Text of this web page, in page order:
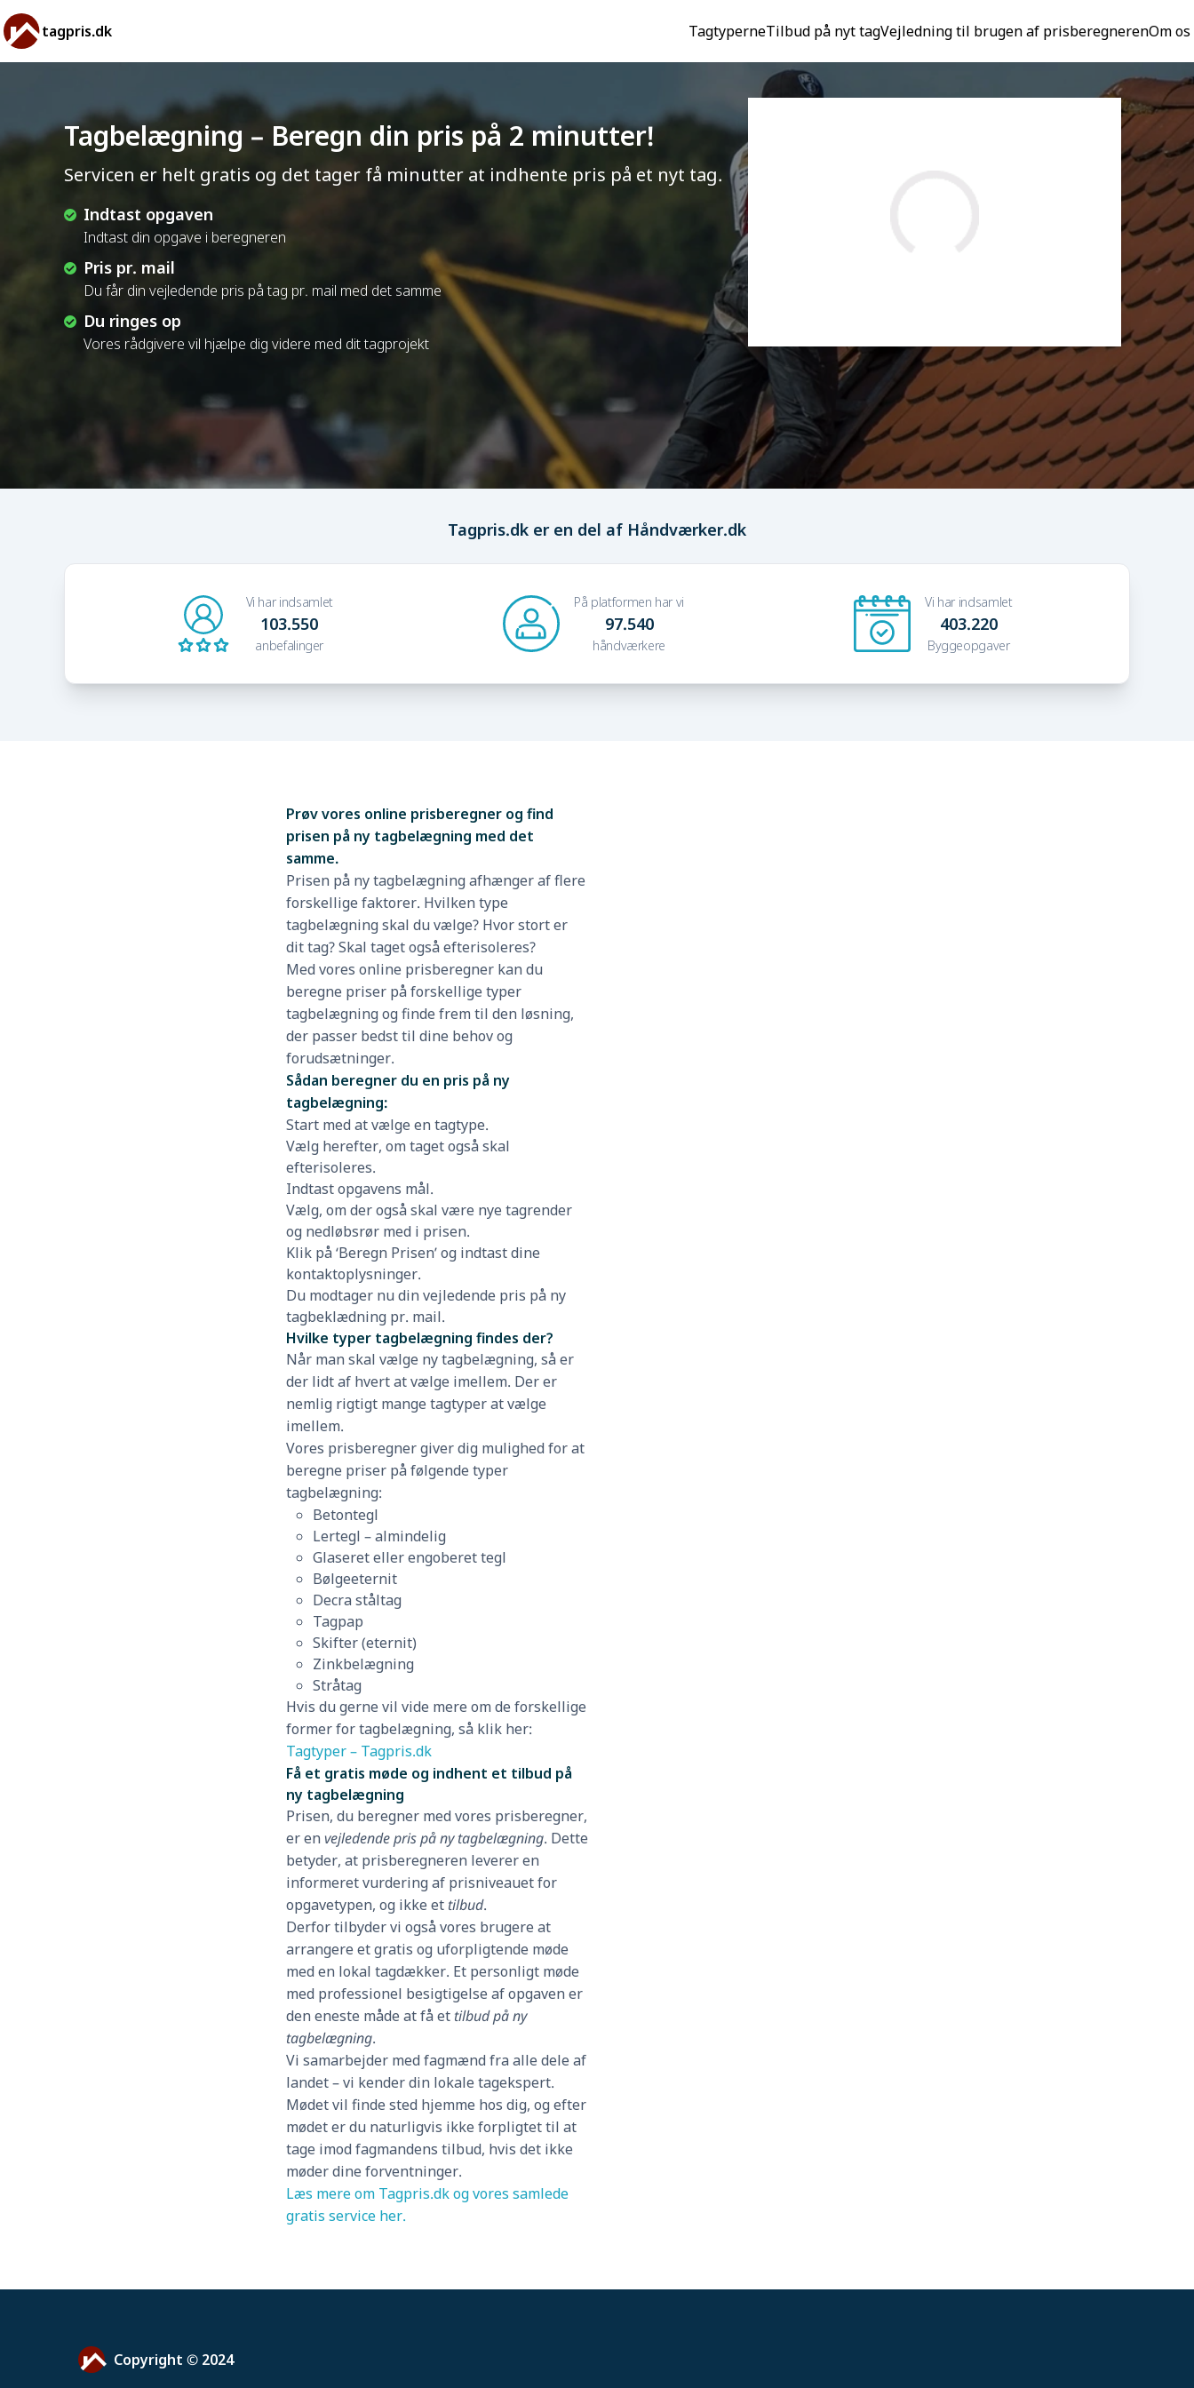
tagpris.dk TagtyperneTilbud på nyt tagVejledning til brugen af prisberegnerenOm os
Tagbelægning – Beregn din pris på 2 minutter!
Servicen er helt gratis og det tager få minutter at indhente pris på et nyt tag.
Indtast opgaven
Indtast din opgave i beregneren
Pris pr. mail
Du får din vejledende pris på tag pr. mail med det samme
Du ringes op
Vores rådgivere vil hjælpe dig videre med dit tagprojekt
Tagpris.dk er en del af Håndværker.dk
Vi har indsamlet
103.550
anbefalinger
På platformen har vi
97.540
håndværkere
Vi har indsamlet
403.220
Byggeopgaver
Prøv vores online prisberegner og find
prisen på ny tagbelægning med det
samme.
Prisen på ny tagbelægning afhænger af flere
forskellige faktorer. Hvilken type
tagbelægning skal du vælge? Hvor stort er
dit tag? Skal taget også efterisoleres?
Med vores online prisberegner kan du
beregne priser på forskellige typer
tagbelægning og finde frem til den løsning,
der passer bedst til dine behov og
forudsætninger.
Sådan beregner du en pris på ny
tagbelægning:
Start med at vælge en tagtype.
Vælg herefter, om taget også skal
efterisoleres.
Indtast opgavens mål.
Vælg, om der også skal være nye tagrender
og nedløbsrør med i prisen.
Klik på ‘Beregn Prisen’ og indtast dine
kontaktoplysninger.
Du modtager nu din vejledende pris på ny
tagbeklædning pr. mail.
Hvilke typer tagbelægning findes der?
Når man skal vælge ny tagbelægning, så er
der lidt af hvert at vælge imellem. Der er
nemlig rigtigt mange tagtyper at vælge
imellem.
Vores prisberegner giver dig mulighed for at
beregne priser på følgende typer
tagbelægning:
Betontegl
Lertegl – almindelig
Glaseret eller engoberet tegl
Bølgeeternit
Decra ståltag
Tagpap
Skifter (eternit)
Zinkbelægning
Stråtag
Hvis du gerne vil vide mere om de forskellige
former for tagbelægning, så klik her:
Tagtyper – Tagpris.dk
Få et gratis møde og indhent et tilbud på
ny tagbelægning
Prisen, du beregner med vores prisberegner,
er en vejledende pris på ny tagbelægning. Dette
betyder, at prisberegneren leverer en
informeret vurdering af prisniveauet for
opgavetypen, og ikke et tilbud.
Derfor tilbyder vi også vores brugere at
arrangere et gratis og uforpligtende møde
med en lokal tagdækker. Et personligt møde
med professionel besigtigelse af opgaven er
den eneste måde at få et tilbud på ny
tagbelægning.
Vi samarbejder med fagmænd fra alle dele af
landet – vi kender din lokale tagekspert.
Mødet vil finde sted hjemme hos dig, og efter
mødet er du naturligvis ikke forpligtet til at
tage imod fagmandens tilbud, hvis det ikke
møder dine forventninger.
Læs mere om Tagpris.dk og vores samlede
gratis service her.
Copyright © 2024